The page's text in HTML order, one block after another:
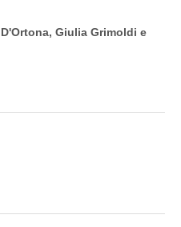
Giulia Grimoldi e